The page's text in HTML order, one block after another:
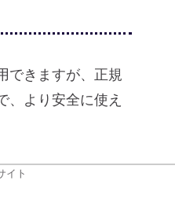
できますが、正規
、より安全に使え
イト